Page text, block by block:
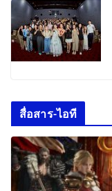
สื่อสาร-ไอที